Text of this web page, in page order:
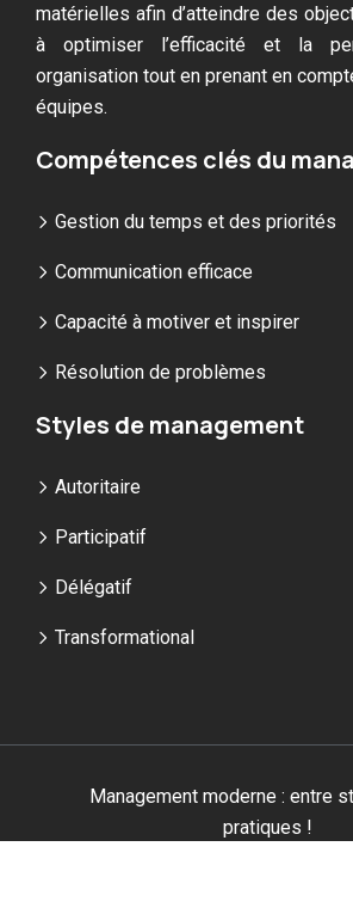
matérielles afin d’atteindre des
à optimiser l’efficacité et la
organisation tout en prenant en
équipes.
Compétences clés du
Gestion du temps et des priorités
Communication efficace
Capacité à motiver et inspirer
Résolution de problèmes
Styles de management
Autoritaire
Participatif
Délégatif
Transformational
Management moderne : entre
pratiques !